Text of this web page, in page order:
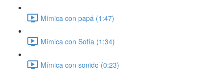
Mímica con papá (1:47)
Mímica con Sofía (1:34)
Mímica con sonido (0:23)